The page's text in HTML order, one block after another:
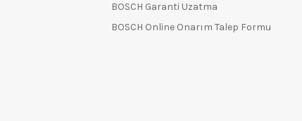
BOSCH Garanti Uzatma
BOSCH Online Onarım Talep Formu